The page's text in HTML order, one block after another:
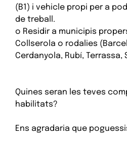
(B1) i vehicle propi per a
de treball.
o Residir a municipis
Collserola o rodalies
Cerdanyola, Rubí, Terrassa,
Quines seran les teves
habilitats?
Ens agradaria que